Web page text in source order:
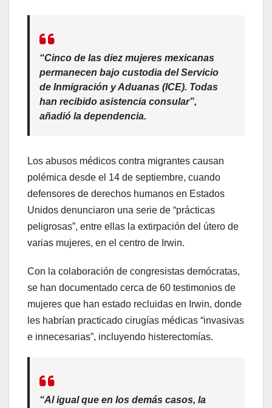
“Cinco de las diez mujeres mexicanas
permanecen bajo custodia del Servicio
de Inmigración y Aduanas (ICE). Todas
han recibido asistencia consular”,
añadió la dependencia.
Los abusos médicos contra migrantes causan
polémica desde el 14 de septiembre, cuando
defensores de derechos humanos en Estados
Unidos denunciaron una serie de “prácticas
peligrosas”, entre ellas la extirpación del útero de
varias mujeres, en el centro de Irwin.
Con la colaboración de congresistas demócratas,
se han documentado cerca de 60 testimonios de
mujeres que han estado recluidas en Irwin, donde
les habrían practicado cirugías médicas “invasivas
e innecesarias”, incluyendo histerectomías.
“Al igual que en los demás casos, la